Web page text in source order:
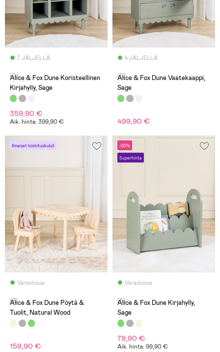
7 JÄLJELLÄ
(0)
Alice & Fox Dune Koristeellinen
Kirjahylly, Sage
359,90 €
Aik. hinta: 399,90 €
4 JÄLJELLÄ
(0)
Alice & Fox Dune Vaatekaappi,
Sage
499,90 €
Ilmaiset toimituskulut
Varastossa
(2)
Alice & Fox Dune Pöytä &
Tuolit, Natural Wood
159,90 €
-20%
Superhinta
Varastossa
(5)
Alice & Fox Dune Kirjahylly,
Sage
79,90 €
Aik. hinta: 99,90 €